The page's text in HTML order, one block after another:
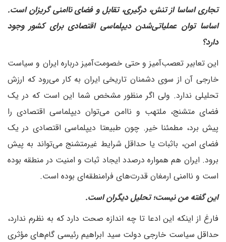
تجاری اساسا از تنش، درگیری، تقابل و فضای ناامنی گریزان است.
اساسا توان عملیاتی‌شدن دیپلماسی اقتصادی برای کشور وجود
دارد؟
این تعابیر تعصب‌آمیز و حتی خصومت‌آمیز درباره ایران و سیاست
خارجی آن از سوی دشمنان تاریخی ایران به‌ کار می‌رود که ارزش
تحلیلی ندارد. ولی اگر منظور مشخص شما این است که در یک
فضای متشنج، ملتهب و ناامن می‌توان دیپلماسی اقتصادی را
پیش برد، مطمئنا خیر. چون طبیعتا دیپلماسی اقتصادی در یک
فضای امن، باثبات یا حداقل شرایط غیرمتشنج می‌تواند به پیش
برود. ایران هم همواره درصدد ایجاد ثبات و امنیت در منطقه بوده
است و ناامنی ارمغان قدرت‌های فرامنطقه‌ای بوده است.
‌این گفته من نیست؛ تحلیل دیگران است.
فارغ از اینکه این ادعا تا چه اندازه صحت دارد که به نظرم ندارد،
حداقل سیاست خارجی دولت سید ابراهیم رئیسی گام‌های مؤثری